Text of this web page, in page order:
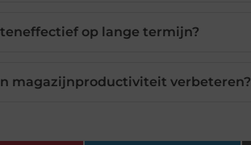
op lange termijn?
magazijnproductiviteit verbeteren?